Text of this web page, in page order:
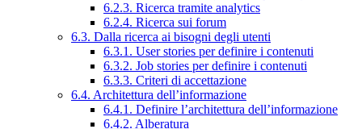
6.2.3. Ricerca tramite analytics
6.2.4. Ricerca sui forum
6.3. Dalla ricerca ai bisogni degli utenti
6.3.1. User stories per definire i contenuti
6.3.2. Job stories per definire i contenuti
6.3.3. Criteri di accettazione
6.4. Architettura dell’informazione
6.4.1. Definire l’architettura dell’informazione
6.4.2. Alberatura